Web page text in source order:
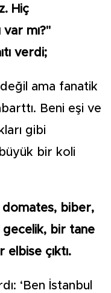
Hiç
var mı?"
verdi;
ama fanatik
Beni eşi ve
gibi
bir koli
domates, biber,
gecelik, bir tane
elbise çıktı.
‘Ben İstanbul